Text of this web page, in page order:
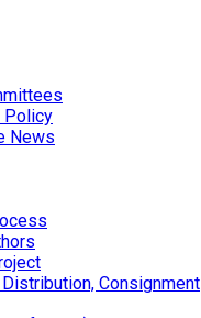
Policy
News
Consignment